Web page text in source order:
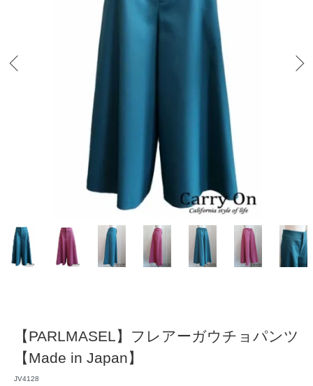
【PARLMASEL】フレアーガウチョパンツ
【Made in Japan】
JV4128